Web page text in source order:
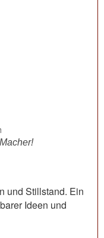
und Stillstand. Ein
Ideen und